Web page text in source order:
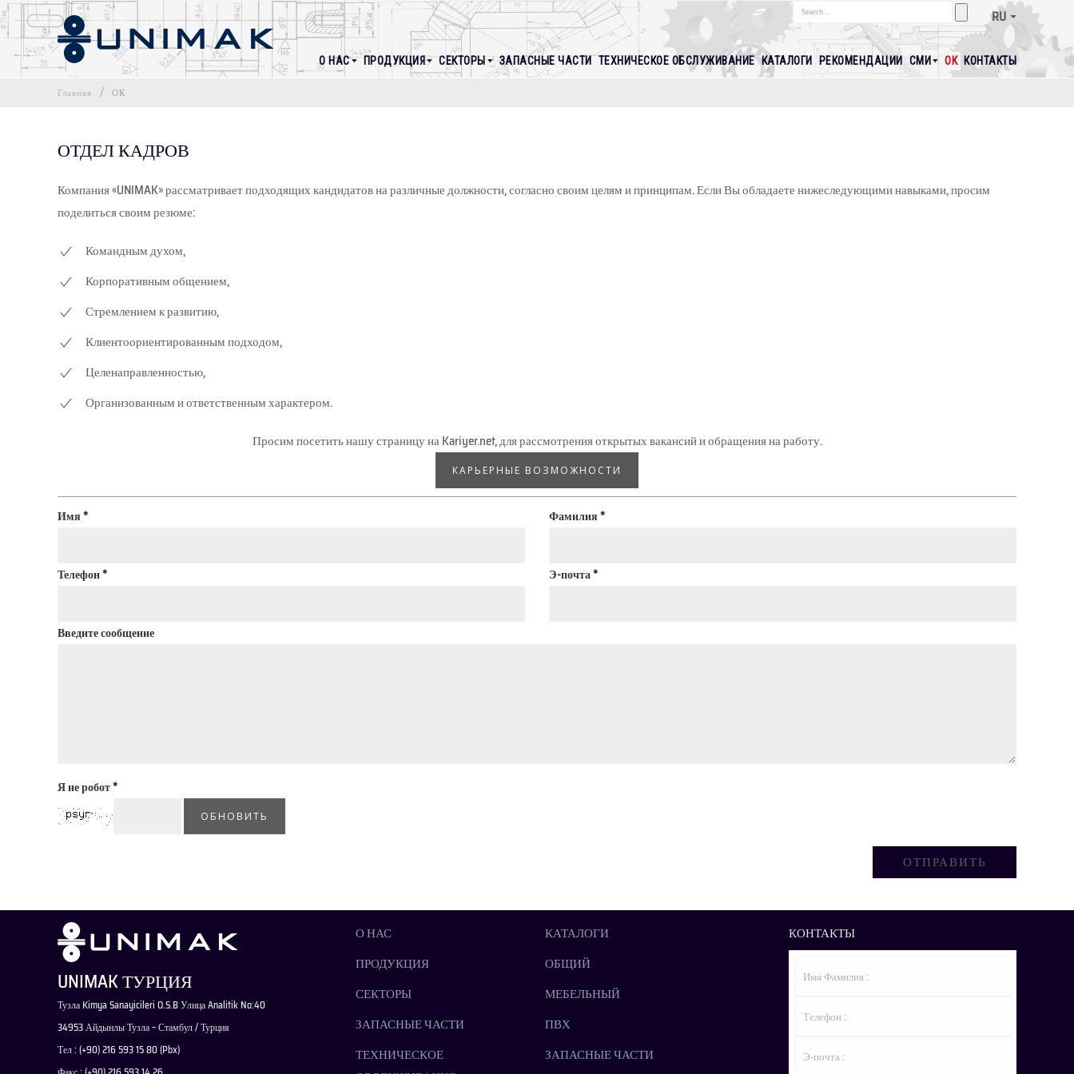
RU
О НАС ПРОДУКЦИЯ СЕКТОРЫ ЗАПАСНЫЕ ЧАСТИ ТЕХНИЧЕСКОЕ ОБСЛУЖИВАНИЕ КАТАЛОГИ РЕКОМЕНДАЦИИ СМИ ОК КОНТАКТЫ
Главная ОК
ОТДЕЛ КАДРОВ
Компания «UNIMAK» рассматривает подходящих кандидатов на различные должности, согласно своим целям и принципам. Если Вы обладаете нижеследующими навыками, просим
поделиться своим резюме:
Командным духом,
Корпоративным общением,
Стремлением к развитию,
Клиентоориентированным подходом,
Целенаправленностью,
Организованным и ответственным характером.
Просим посетить нашу страницу на Kariyer.net, для рассмотрения открытых вакансий и обращения на работу.
КАРЬЕРНЫЕ ВОЗМОЖНОСТИ
Имя* Фамилия*
Телефон* Э-почта*
Введите сообщение
Я не робот*
ОБНОВИТЬ
UNIMAK ТУРЦИЯ
Тузла Kimya Sanayicileri O.S.B Улица Analitik No:40
34953 Айдынлы Тузла – Стамбул / Турция
Тел : (+90) 216 593 15 80 (Pbx)
О НАС
ПРОДУКЦИЯ
СЕКТОРЫ
ЗАПАСНЫЕ ЧАСТИ
ТЕХНИЧЕСКОЕ
КАТАЛОГИ
ОБЩИЙ
МЕБЕЛЬНЫЙ
ПВХ
ЗАПАСНЫЕ ЧАСТИ
КОНТАКТЫ